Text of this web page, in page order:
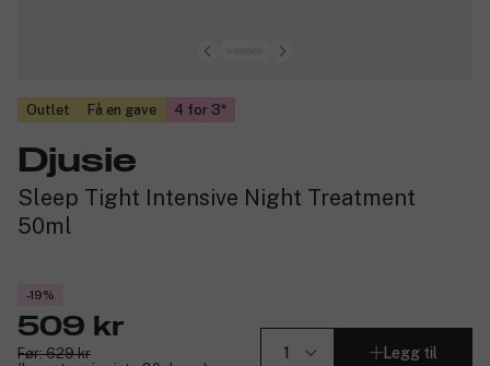
Outlet Få en gave 4 for 3
Djusie
Sleep Tight Intensive Night Treatment
50ml
-19%
509 kr
Før: 629 kr
Legg til